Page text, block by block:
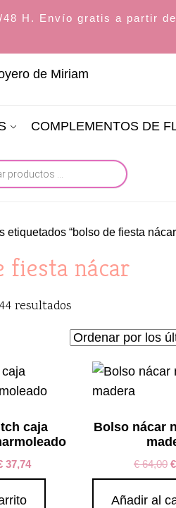
48 H. Envío gratis a partir de
COMPLEMENTOS DE
etiquetados “bolso de fiesta
fiesta nácar
resultadosOrdenado
por
los
últimos
caja
37,74
Bolso nácar
€64,00 €
Añadir al